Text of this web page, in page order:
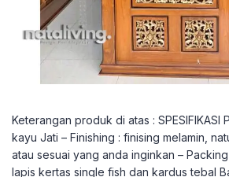
Keterangan produk di atas : SPESIFIKASI
kayu Jati – Finishing : finising melamin,
atau sesuai yang anda inginkan –
lapis kertas single fish dan kardus tebal